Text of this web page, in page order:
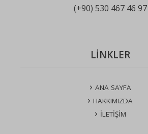
(+90) 530 467 46 97
LİNKLER
ANA SAYFA
HAKKIMIZDA
İLETİŞİM